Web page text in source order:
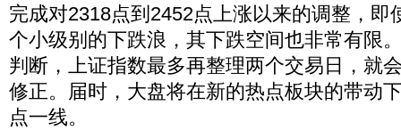
完成对2318点到2452点上涨以来的调整，即
个小级别的下跌浪，其下跌空间也非常有限
判断，上证指数最多再整理两个交易日，就
修正。届时，大盘将在新的热点板块的带动
点一线。